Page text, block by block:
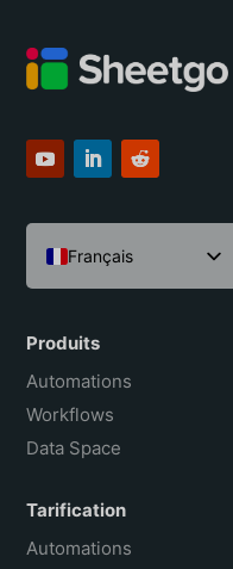
Français
English
Español
Português do Brasil
Produits
Automations
Workflows
Data Space
Tarification
Automations